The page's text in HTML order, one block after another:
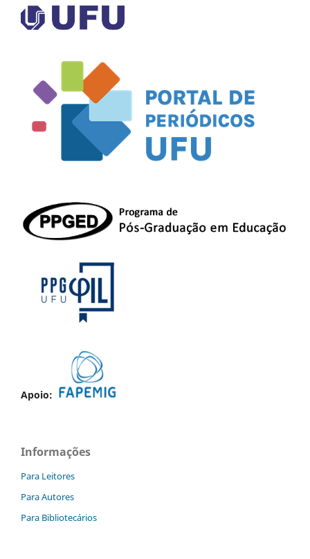
Apoio:
Informações
Para Leitores
Para Autores
Para Bibliotecários